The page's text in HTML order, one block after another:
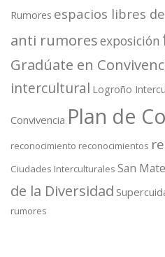
Rumores espacios libres
anti rumoresexposición
Gradúate en
intercultural Logroño
Convivencia Plan de
reconocimiento reconocimientos
Ciudades Interculturales San
de la Diversidad
rumores